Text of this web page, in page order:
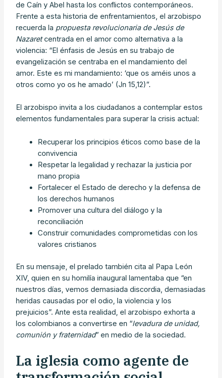
de Caín y Abel hasta los conflictos contemporáneos.
Frente a esta historia de enfrentamientos, el arzobispo
recuerda la propuesta revolucionaria de Jesús de
Nazaretcentrada en el amor como alternativa a la
violencia: “El énfasis de Jesús en su trabajo de
evangelización se centraba en el mandamiento del
amor. Este es mi mandamiento: ‘que os améis unos a
otros como yo os he amado’ (Jn 15,12)”.
El arzobispo invita a los ciudadanos a contemplar estos
elementos fundamentales para superar la crisis actual:
Recuperar los principios éticos como base de la
convivencia
Respetar la legalidad y rechazar la justicia por
mano propia
Fortalecer el Estado de derecho y la defensa de
los derechos humanos
Promover una cultura del diálogo y la
reconciliación
Construir comunidades comprometidas con los
valores cristianos
En su mensaje, el prelado también cita al Papa León
XIV, quien en su homilía inaugural lamentaba que “en
nuestros días, vemos demasiada discordia, demasiadas
heridas causadas por el odio, la violencia y los
prejuicios”. Ante esta realidad, el arzobispo exhorta a
los colombianos a convertirse en “levadura de unidad,
comunión y fraternidad” en medio de la sociedad.
La iglesia como agente de